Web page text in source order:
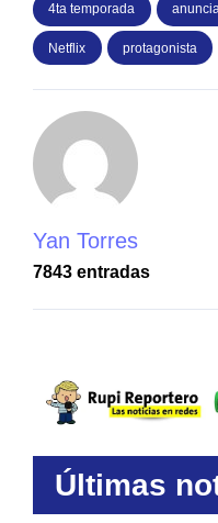
4ta temporada
Netflix protagonista
Yan Torres
7843 entradas
Últimas